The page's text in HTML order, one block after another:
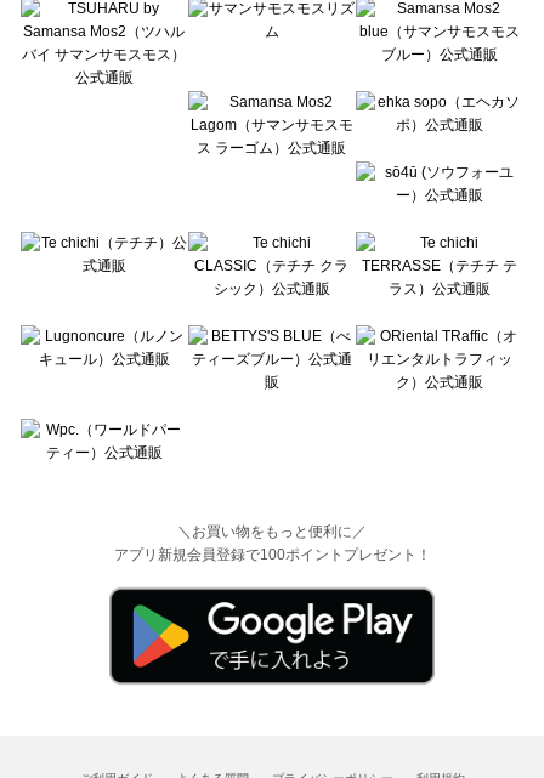
Lugnoncure（ルノンキュール）の雑貨一覧
BETTY'S BLUE（べティーズブルー）の雑貨一覧
Wpc.（ワールドパーティー）の雑貨一覧
＼お買い物をもっと便利に／
アプリ新規会員登録で100ポイントプレゼント！